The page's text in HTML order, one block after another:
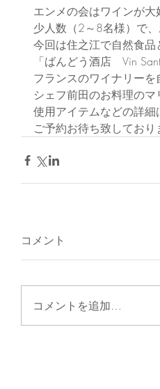
エンメの会はワインが
少人数（2～8名様）で
今回は住之江で自然食
「ばんどう酒店　Vin
フランスのワイナリー
シェフ前田のお料理の
使用アイテムなどの詳
ご予約お待ち致しており
コメント
コメントを追加…